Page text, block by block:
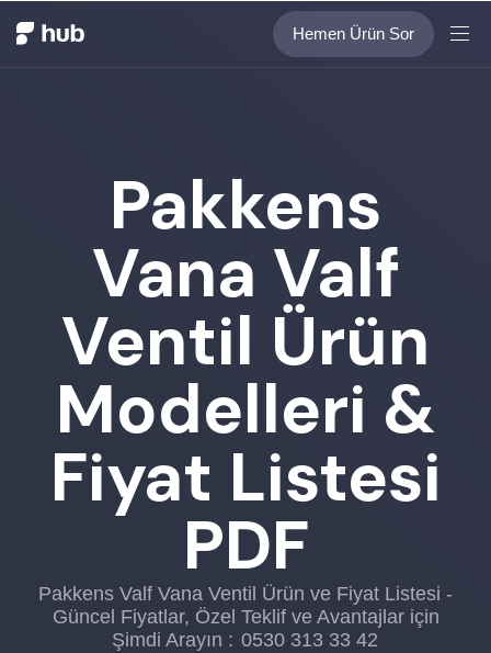
Hemen Ürün Sor
Pakkens
Vana Valf
Ventil Ürün
Modelleri &
Fiyat Listesi
PDF
Pakkens Valf Vana Ventil Ürün ve Fiyat Listesi -
Güncel Fiyatlar, Özel Teklif ve Avantajlar için
Şimdi Arayın : 0530 313 33 42